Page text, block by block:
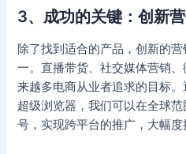
3、成功的关键：创新
除了找到适合的产品，创新的
一。直播带货、社交媒体营销
来越多电商从业者追求的目标
超级浏览器，我们可以在全球
号，实现跨平台的推广，大幅度